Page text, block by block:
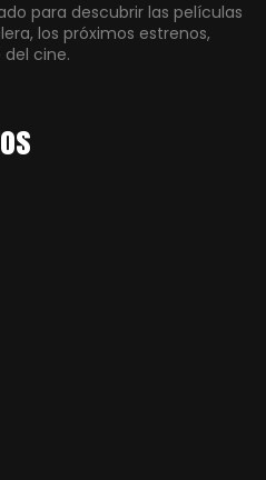
para descubrir las películas
los próximos estrenos,
cine.